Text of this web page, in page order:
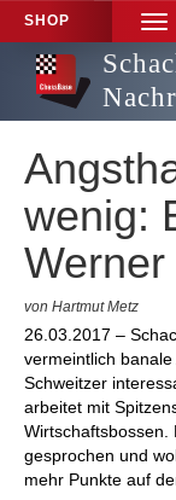
SHOP
wenig:
von Hartmut Metz
26.03.2017 –
vermeintlich
Schweitzer
arbeitet mit
Wirtschaftsbossen.
gesprochen und
mehr Punkte auf